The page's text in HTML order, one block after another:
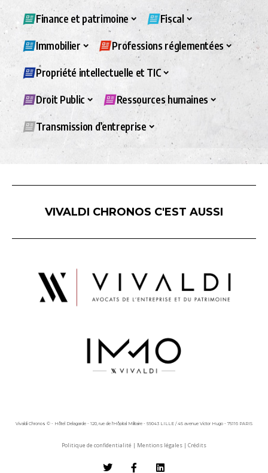
Finance et patrimoine Fiscal
Immobilier Professions réglementées
Propriété intellectuelle et TIC
Droit Public Ressources humaines
Transmission d’entreprise
VIVALDI CHRONOS C'EST AUSSI
Vivaldi Chronos © - Hôtel Delagarde - 120, rue de l'Hôpital Militaire - 59043 LILLE / 45 avenue Victor Hugo - 75116 PARIS
Politique de confidentialité | Mentions légales | Crédits